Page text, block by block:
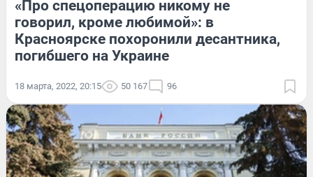
«Про спецоперацию никому не
говорил, кроме любимой»: в
Красноярске похоронили десантника,
погибшего на Украине
18 марта, 2022, 20:15 50 167 96